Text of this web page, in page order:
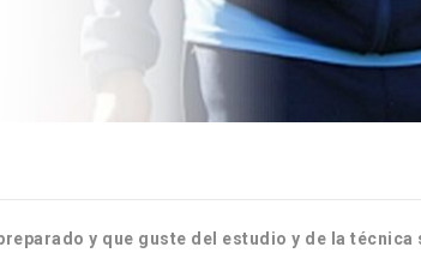
y que guste del estudio y de la técnica